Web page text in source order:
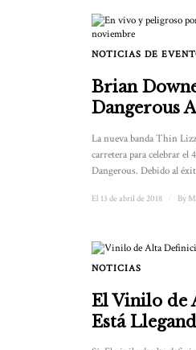
NOTICIAS DE
Brian
Dangerous
La nueva banda Thin
carretera para celebrar
Dangerous. Debido al
El 13 de abril de 2018 By
NOTICIAS
El Vinilo de
Está